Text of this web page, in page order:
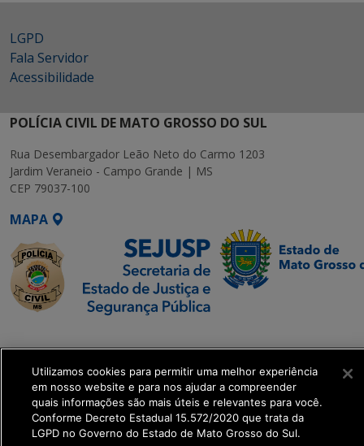
LGPD
Fala Servidor
Acessibilidade
POLÍCIA CIVIL DE MATO GROSSO DO SUL
Rua Desembargador Leão Neto do Carmo 1203
Jardim Veraneio - Campo Grande | MS
CEP 79037-100
MAPA
Executiva de
Transformação Digital
get_footer();
Utilizamos cookies para permitir uma melhor experiência
em nosso website e para nos ajudar a compreender
quais informações são mais úteis e relevantes para você.
Conforme Decreto Estadual 15.572/2020 que trata da
LGPD no Governo do Estado de Mato Grosso do Sul.